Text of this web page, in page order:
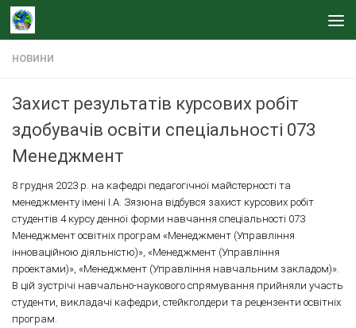
Skip to content
НОВИНИ
Захист результатів курсових робіт
здобувачів освіти спеціальності 073
Менеджмент
8 грудня 2023 р. на кафедрі педагогічної майстерності та
менеджменту імені І.А. Зязюна відбувся захист курсових робіт
студентів 4 курсу денної форми навчання спеціальності 073
Менеджмент освітніх програм «Менеджмент (Управління
інноваційною діяльністю)», «Менеджмент (Управління
проектами)», «Менеджмент (Управління навчальним закладом)».
В цій зустрічі навчально-наукового спрямування прийняли участь
студенти, викладачі кафедри, стейкголдери та рецензенти освітніх
програм.